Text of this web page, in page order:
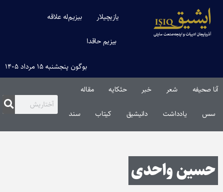
یازیچیلار بیزیم‌له علاقه
بیزیم حاقدا
بوگون پنجشنبه ۱۵ مرداد ۱۴۰۵
آنا صحیفه شعر خبر حئکایه مقاله‌
سس یادداشت دانیشیق کیتاب سند
حسین واحدی